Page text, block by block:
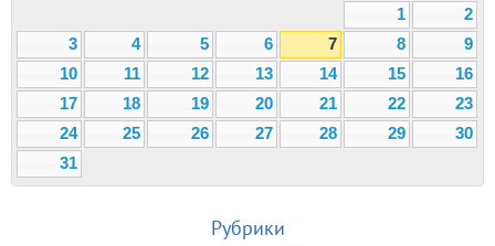
1
2
3
4 5 6 7 8
9
10
11 12 13 14 15
16
17
18 19 20 21 22
23
24
25 26 27 28 29
30
31
Рубрики